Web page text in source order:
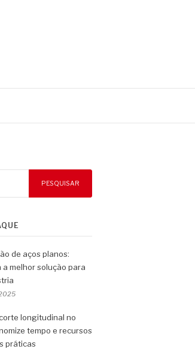
PESQUISAR
de aços planos:
a melhor solução para
longitudinal no
tempo e recursos
práticas